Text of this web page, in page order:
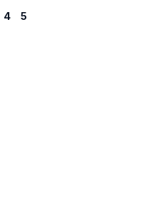
4 5